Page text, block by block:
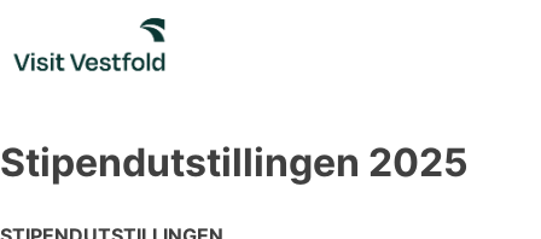
content
Stipendutstillingen 2025